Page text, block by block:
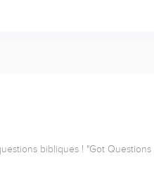
bibliques ! "Got Questions